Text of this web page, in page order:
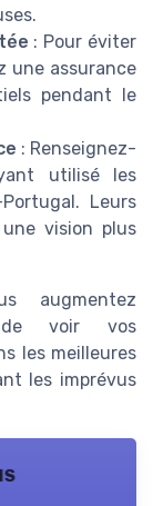
: Pour éviter
une assurance
pendant le
: Renseignez-
utilisé les
Leurs
vision plus
augmentez
de voir vos
les meilleures
les imprévus